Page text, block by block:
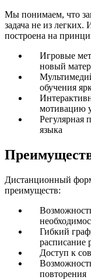
Мы понимаем, что
задача не из
построена на
Игровые
новый
обучения
мотивацию
Регулярная
языка
Дистанционный
преимуществ:
Гибкий
расписание
Доступ к
повторения